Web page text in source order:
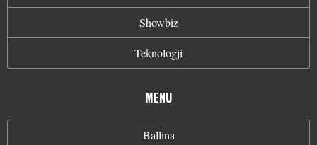
Showbiz
Teknologji
MENU
Ballina